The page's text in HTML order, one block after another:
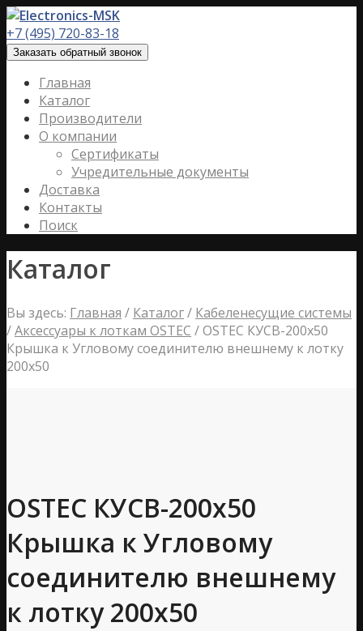
+7 (495) 720-83-18
Заказать обратный звонок
Главная
Каталог
Производители
О компании
Сертификаты
Учредительные документы
Доставка
Контакты
Поиск
Каталог
Вы здесь: Главная / Каталог/ Кабеленесущие системы
/Аксессуары к лоткам OSTEC /OSTEC КУСВ-200х50
Крышка к Угловому соединителю внешнему к лотку
200х50
OSTEC КУСВ-200х50
Крышка к Угловому
соединителю внешнему
к лотку 200х50